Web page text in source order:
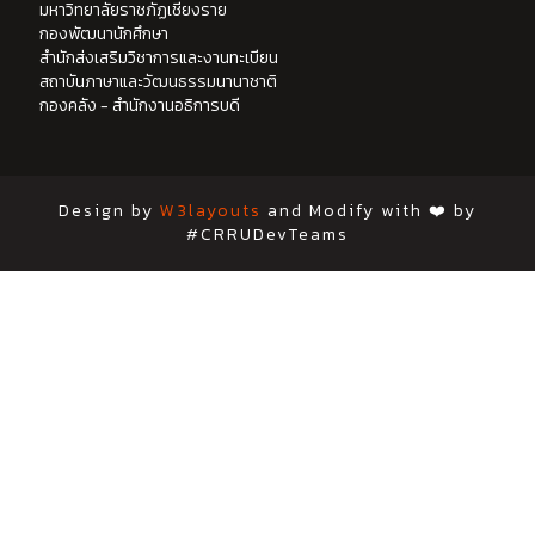
มหาวิทยาลัยราชภัฏเชียงราย
กองพัฒนานักศึกษา
สำนักส่งเสริมวิชาการและงานทะเบียน
สถาบันภาษาและวัฒนธรรมนานาชาติ
กองคลัง - สำนักงานอธิการบดี
Design by W3layouts and Modify with ❤️ by
#CRRUDevTeams